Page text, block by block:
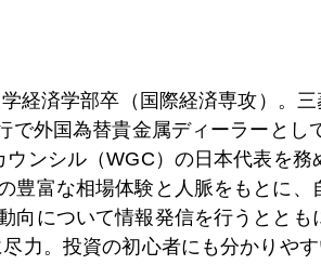
スペインのギリシャ
の被害者、金の悪徳商法最新事情
経済学部卒（国際経済専攻）。
で外国為替貴金属ディーラーとし
ンシル（WGC）の日本代表を務
豊富な相場体験と人脈をもとに、
向について情報発信を行うととも
力。投資の初心者にも分かりや